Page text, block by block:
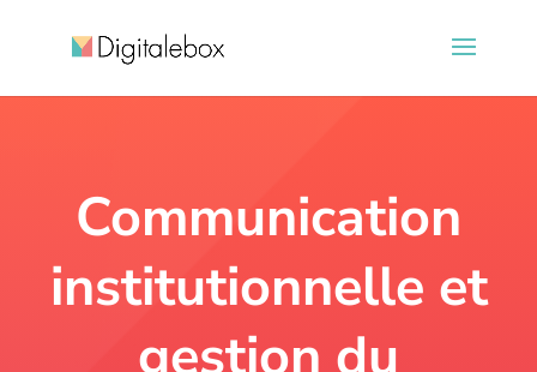
Communication
institutionnelle et
gestion du